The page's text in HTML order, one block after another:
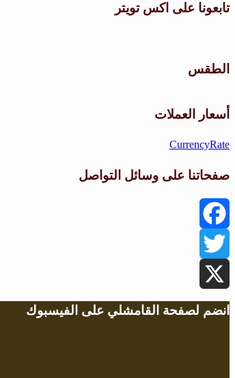
تابعونا على اكس تويتر
الطقس
أسعار العملات
CurrencyRate
صفحاتنا على وسائل التواصل
Facebook
Twitter
X
انضم لصفحة القامشلي على الفيسبوك